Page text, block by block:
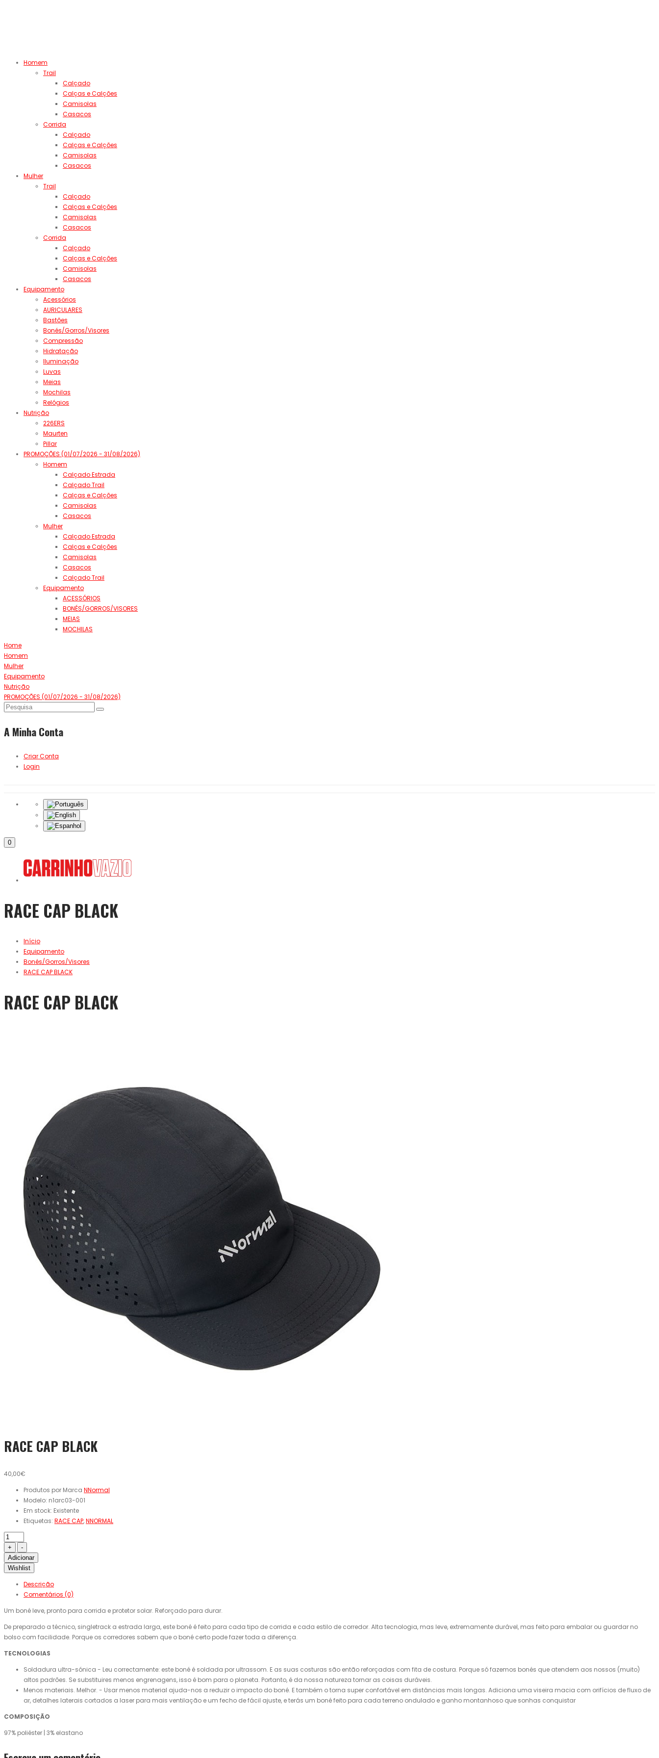
Homem
Trail
Calçado
Calças e Calções
Camisolas
Casacos
Corrida
Calçado
Calças e Calções
Camisolas
Casacos
Mulher
Trail
Calçado
Calças e Calções
Camisolas
Casacos
Corrida
Calçado
Calças e Calções
Camisolas
Casacos
Equipamento
Acessórios
AURICULARES
Bastões
Bonés/Gorros/Visores
Compressão
Hidratação
Iluminação
Luvas
Meias
Mochilas
Relógios
Nutrição
226ERS
Maurten
Pillar
PROMOÇÕES (01/07/2026 - 31/08/2026)
Homem
Calçado Estrada
Calçado Trail
Calças e Calções
Camisolas
Casacos
Mulher
Calçado Estrada
Calças e Calções
Camisolas
Casacos
Calçado Trail
Equipamento
ACESSÓRIOS
BONÉS/GORROS/VISORES
MEIAS
MOCHILAS
Home
Homem
Mulher
Equipamento
Nutrição
PROMOÇÕES (01/07/2026 - 31/08/2026)
A Minha Conta
Criar Conta
Login
0
RACE CAP BLACK
Início
Equipamento
Bonés/Gorros/Visores
RACE CAP BLACK
RACE CAP BLACK
RACE CAP BLACK
40,00€
Produtos por Marca NNormal
Modelo: n1arc03-001
Em stock: Existente
Etiquetas: RACE CAP,NNORMAL
Adicionar
Wishlist
Descrição
Comentários (0)
Um boné leve, pronto para corrida e protetor solar. Reforçado para durar.
De preparado a técnico, singletrack a estrada larga, este boné é feito para cada tipo de corrida e cada estilo de corredor. Alta tecnologia, mas leve, extremamente durável, mas feito para embalar ou guardar no
bolso com facilidade. Porque os corredores sabem que o boné certo pode fazer toda a diferença.
TECNOLOGIAS
Soldadura ultra-sónica - Leu correctamente: este boné é soldada por ultrassom. E as suas costuras são então reforçadas com fita de costura. Porque só fazemos bonés que atendem aos nossos (muito)
altos padrões. Se substituires menos engrenagens, isso é bom para o planeta. Portanto, é da nossa natureza tornar as coisas duráveis.
Menos materiais. Melhor. - Usar menos material ajuda-nos a reduzir o impacto do boné. E também o torna super confortável em distâncias mais longas. Adiciona uma viseira macia com orifícios de fluxo de
ar, detalhes laterais cortados a laser para mais ventilação e um fecho de fácil ajuste, e terás um boné feito para cada terreno ondulado e ganho montanhoso que sonhas conquistar
COMPOSIÇÃO
97% poliéster | 3% elastano